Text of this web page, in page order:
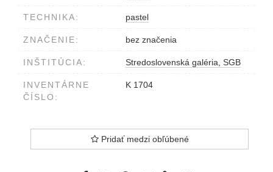
TECHNIKA: pastel
ZNAČENIE: bez značenia
INŠTITÚCIA: Stredoslovenská galéria, SGB
INVENTÁRNE
ČÍSLO:
K 1704
Pridať medzi obľúbené